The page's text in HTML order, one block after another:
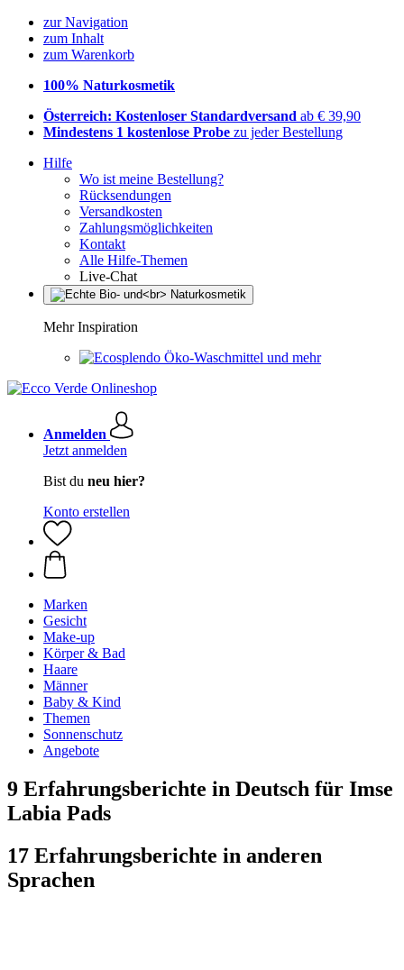
zur Navigation
zum Inhalt
zum Warenkorb
100% Naturkosmetik
Österreich: Kostenloser Standardversand ab € 39,90
Mindestens 1 kostenlose Probe zu jeder Bestellung
Hilfe
Wo ist meine Bestellung?
Rücksendungen
Versandkosten
Zahlungsmöglichkeiten
Kontakt
Alle Hilfe-Themen
Live-Chat
Mehr Inspiration
Öko-Waschmittel und mehr
Anmelden
Jetzt anmelden
Bist du neu hier?
Konto erstellen
Marken
Gesicht
Make-up
Körper & Bad
Haare
Männer
Baby & Kind
Themen
Sonnenschutz
Angebote
9 Erfahrungsberichte in Deutsch für Imse
Labia Pads
17 Erfahrungsberichte in anderen
Sprachen